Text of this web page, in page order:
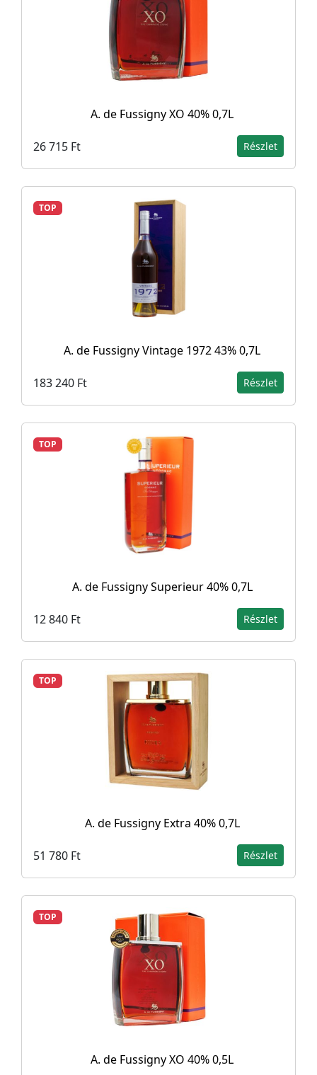
A. de Fussigny XO 40% 0,7L
26 715 Ft Részlet
TOP
A. de Fussigny Vintage 1972 43% 0,7L
183 240 Ft Részlet
TOP
A. de Fussigny Superieur 40% 0,7L
12 840 Ft Részlet
TOP
A. de Fussigny Extra 40% 0,7L
51 780 Ft Részlet
TOP
A. de Fussigny XO 40% 0,5L